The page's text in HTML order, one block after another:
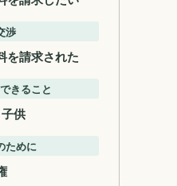
渉
を請求された
きること
供
ために